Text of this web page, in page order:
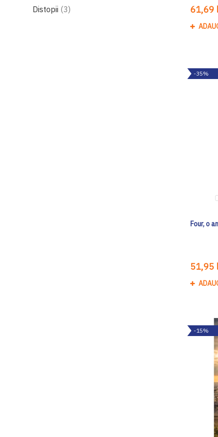
61,69
-35%
Four, o
51,95
-15%
Distopii 3produse